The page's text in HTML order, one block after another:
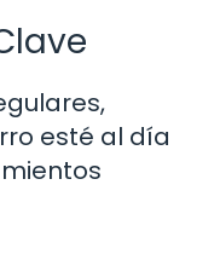
esté al día